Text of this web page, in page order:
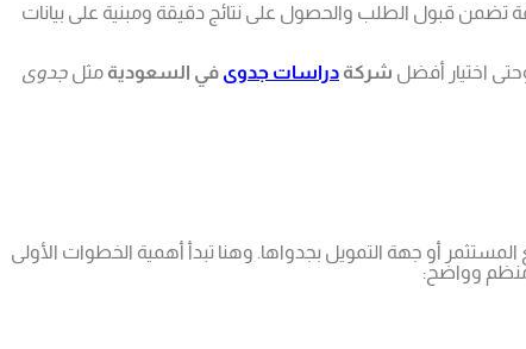
قبول الطلب والحصول على نتائج دقيقة ومبنية على بيانات
اختيار أفضل شركة دراسات جدوى في السعودية مثل جدوى
المستثمر أو جهة التمويل بجدواها. وهنا تبدأ أهمية الخطوات الأولى
منظم وواضح: